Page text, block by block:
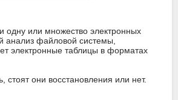
одну или множество электронных
анализ файловой системы,
электронные таблицы в форматах
они восстановления или нет.